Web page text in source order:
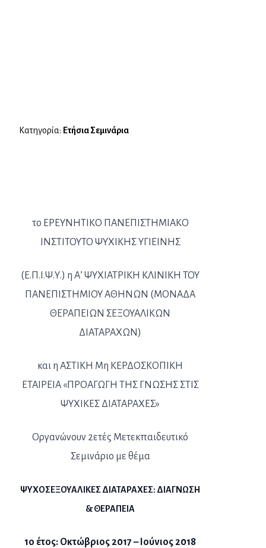
το ΕΡΕΥΝΗΤΙΚΟ ΠΑΝΕΠΙΣΤΗΜΙΑΚΟ
ΙΝΣΤΙΤΟΥΤΟ ΨΥΧΙΚΗΣ ΥΓΙΕΙΝΗΣ
(Ε.Π.Ι.Ψ.Υ.) η Α’ ΨΥΧΙΑΤΡΙΚΗ ΚΛΙΝΙΚΗ ΤΟΥ
ΠΑΝΕΠΙΣΤΗΜΙΟΥ ΑΘΗΝΩΝ (ΜΟΝΑΔΑ
ΘΕΡΑΠΕΙΩΝ ΣΕΞΟΥΑΛΙΚΩΝ
ΔΙΑΤΑΡΑΧΩΝ)
και η ΑΣΤΙΚΗ Μη ΚΕΡΔΟΣΚΟΠΙΚΗ
ΕΤΑΙΡΕΙΑ «ΠΡΟΑΓΩΓΗ ΤΗΣ ΓΝΩΣΗΣ ΣΤΙΣ
ΨΥΧΙΚΕΣ ΔΙΑΤΑΡΑΧΕΣ»
Οργανώνουν 2ετές Μετεκπαιδευτικό
Σεμινάριο με θέμα
ΨΥΧΟΣΕΞΟΥΑΛΙΚΕΣ ΔΙΑΤΑΡΑΧΕΣ: ΔΙΑΓΝΩΣΗ
& ΘΕΡΑΠΕΙΑ
1ο έτος: Οκτώβριος 2017 – Ιούνιος 2018
Κατηγορία: Ετήσια Σεμινάρια